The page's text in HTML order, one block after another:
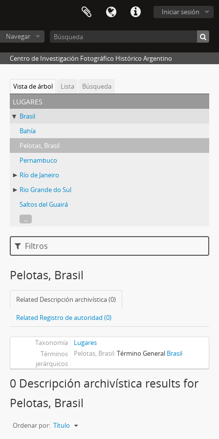
Iniciar sesión
Navegar
Centro de Investigación Fotográfico Histórico Argentino
Vista de árbol Lista Búsqueda
lugares
Brasil
Bahía
Pelotas, Brasil
Pernambuco
Río de Janeiro
Rio Grande do Sul
Saltos del Guairá
...
Filtros
Pelotas, Brasil
Related Descripción archivística (0)
Related Registro de autoridad (0)
Taxonomía
Lugares
Términos
jerárquicos
Pelotas, Brasil Término General Brasil
0 Descripción archivística results for
Pelotas, Brasil
Ordenar por: Título